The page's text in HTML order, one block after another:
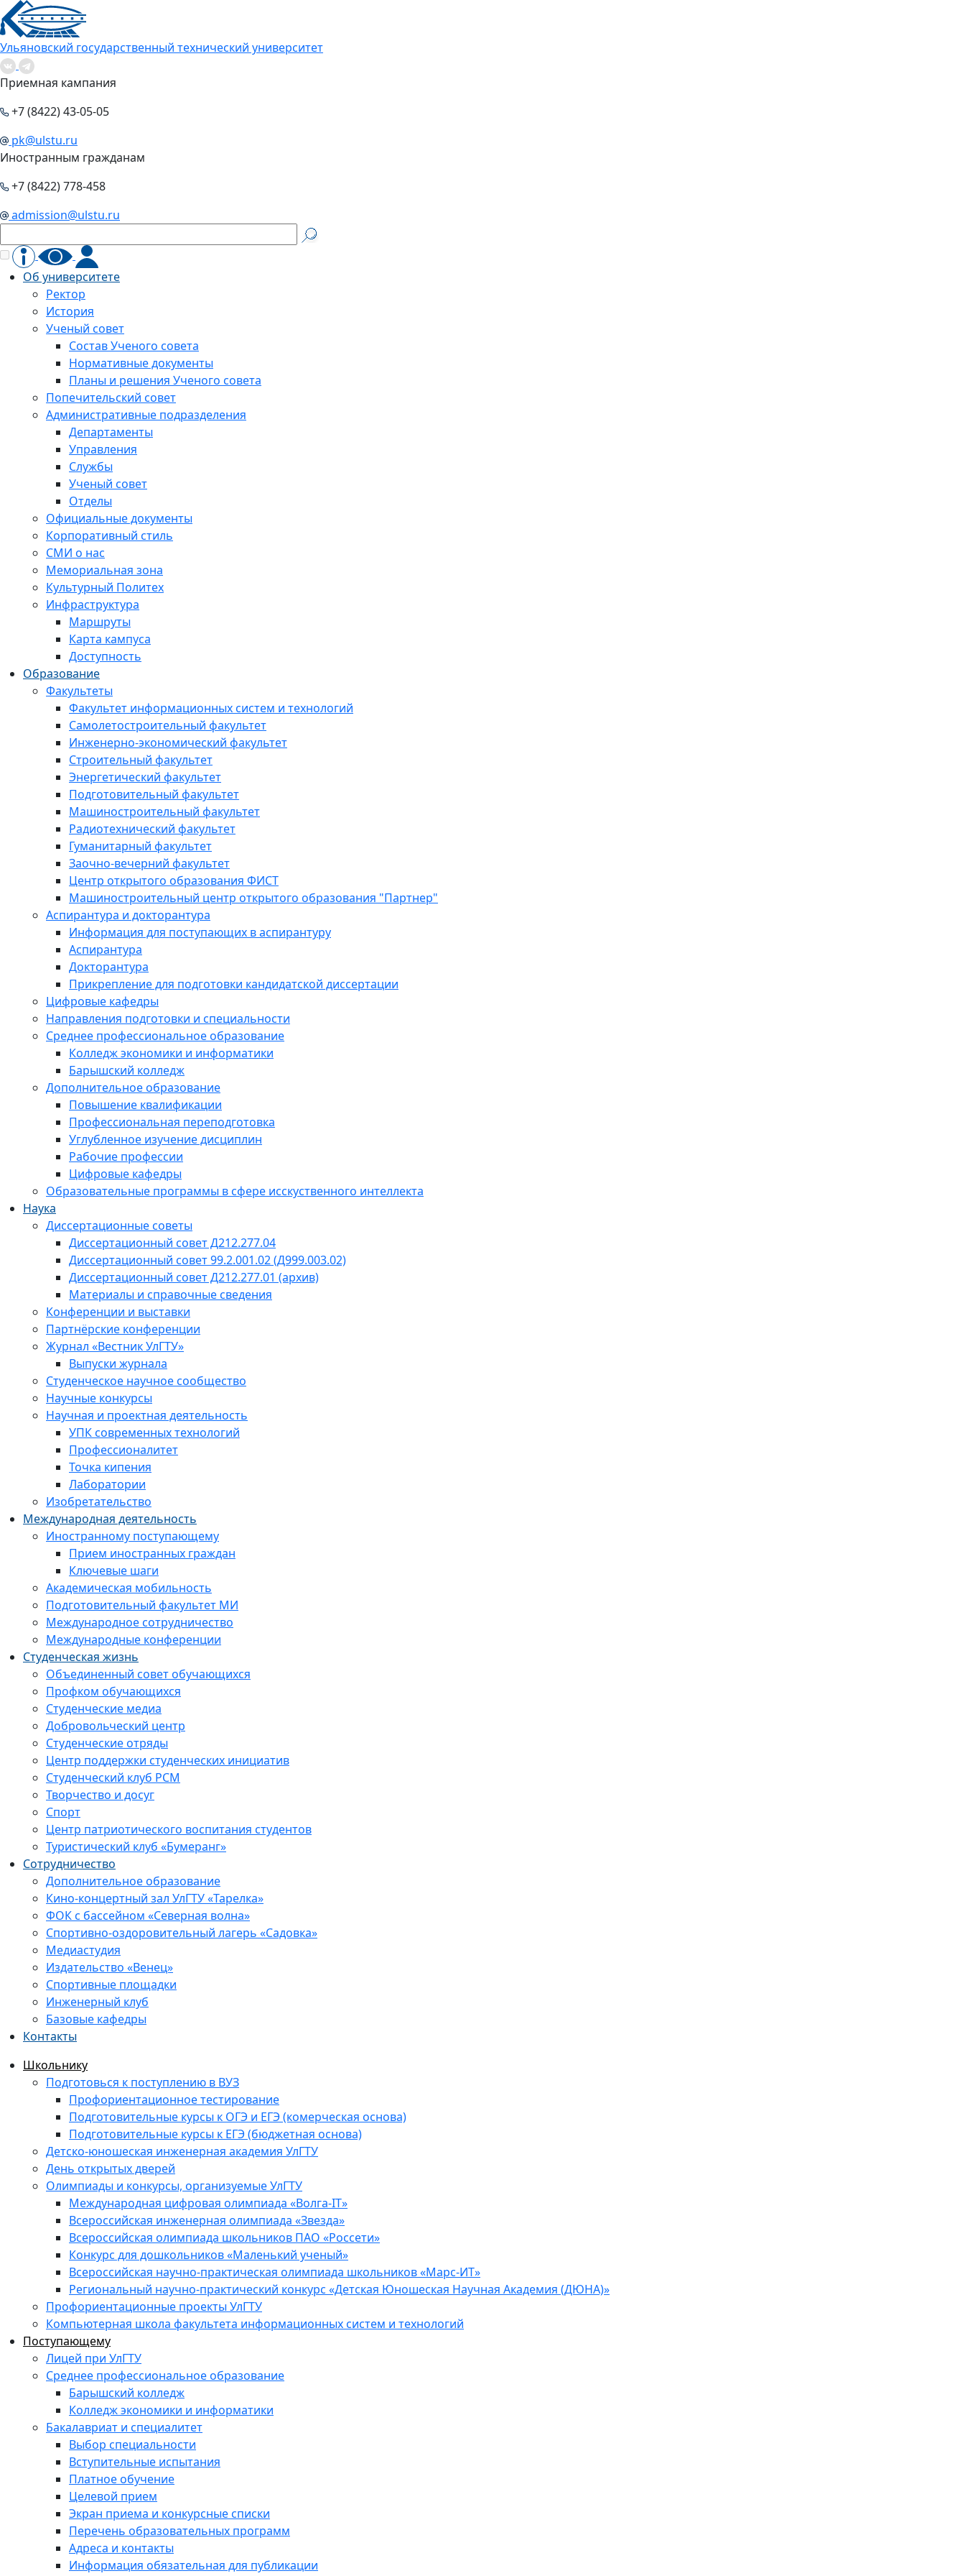
Ульяновский государственный технический университет
Приемная кампания
+7 (8422) 43-05-05
pk@ulstu.ru
Иностранным гражданам
+7 (8422) 778-458
admission@ulstu.ru
Об университете
Ректор
История
Ученый совет
Состав Ученого совета
Нормативные документы
Планы и решения Ученого совета
Попечительский совет
Административные подразделения
Департаменты
Управления
Службы
Ученый совет
Отделы
Официальные документы
Корпоративный стиль
СМИ о нас
Мемориальная зона
Культурный Политех
Инфраструктура
Маршруты
Карта кампуса
Доступность
Образование
Факультеты
Факультет информационных систем и технологий
Самолетостроительный факультет
Инженерно-экономический факультет
Строительный факультет
Энергетический факультет
Подготовительный факультет
Машиностроительный факультет
Радиотехнический факультет
Гуманитарный факультет
Заочно-вечерний факультет
Центр открытого образования ФИСТ
Машиностроительный центр открытого образования "Партнер"
Аспирантура и докторантура
Информация для поступающих в аспирантуру
Аспирантура
Докторантура
Прикрепление для подготовки кандидатской диссертации
Цифровые кафедры
Направления подготовки и специальности
Среднее профессиональное образование
Колледж экономики и информатики
Барышский колледж
Дополнительное образование
Повышение квалификации
Профессиональная переподготовка
Углубленное изучение дисциплин
Рабочие профессии
Цифровые кафедры
Образовательные программы в сфере исскуственного интеллекта
Наука
Диссертационные советы
Диссертационный совет Д212.277.04
Диссертационный совет 99.2.001.02 (Д999.003.02)
Диссертационный совет Д212.277.01 (архив)
Материалы и справочные сведения
Конференции и выставки
Партнёрские конференции
Журнал «Вестник УлГТУ»
Выпуски журнала
Студенческое научное сообщество
Научные конкурсы
Научная и проектная деятельность
УПК современных технологий
Профессионалитет
Точка кипения
Лаборатории
Изобретательство
Международная деятельность
Иностранному поступающему
Прием иностранных граждан
Ключевые шаги
Академическая мобильность
Подготовительный факультет МИ
Международное сотрудничество
Международные конференции
Студенческая жизнь
Объединенный совет обучающихся
Профком обучающихся
Студенческие медиа
Добровольческий центр
Студенческие отряды
Центр поддержки студенческих инициатив
Студенческий клуб РСМ
Творчество и досуг
Спорт
Центр патриотического воспитания студентов
Туристический клуб «Бумеранг»
Сотрудничество
Дополнительное образование
Кино-концертный зал УлГТУ «Тарелка»
ФОК с бассейном «Северная волна»
Спортивно-оздоровительный лагерь «Садовка»
Медиастудия
Издательство «Венец»
Спортивные площадки
Инженерный клуб
Базовые кафедры
Контакты
Школьнику
Подготовься к поступлению в ВУЗ
Профориентационное тестирование
Подготовительные курсы к ОГЭ и ЕГЭ (комерческая основа)
Подготовительные курсы к ЕГЭ (бюджетная основа)
Детско-юношеская инженерная академия УлГТУ
День открытых дверей
Олимпиады и конкурсы, организуемые УлГТУ
Международная цифровая олимпиада «Волга-IT»
Всероссийская инженерная олимпиада «Звезда»
Всероссийская олимпиада школьников ПАО «Россети»
Конкурс для дошкольников «Маленький ученый»
Всероссийская научно-практическая олимпиада школьников «Марс-ИТ»
Региональный научно-практический конкурс «Детская Юношеская Научная Академия (ДЮНА)»
Профориентационные проекты УлГТУ
Компьютерная школа факультета информационных систем и технологий
Поступающему
Лицей при УлГТУ
Среднее профессиональное образование
Барышский колледж
Колледж экономики и информатики
Бакалавриат и специалитет
Выбор специальности
Вступительные испытания
Платное обучение
Целевой прием
Экран приема и конкурсные списки
Перечень образовательных программ
Адреса и контакты
Информация обязательная для публикации